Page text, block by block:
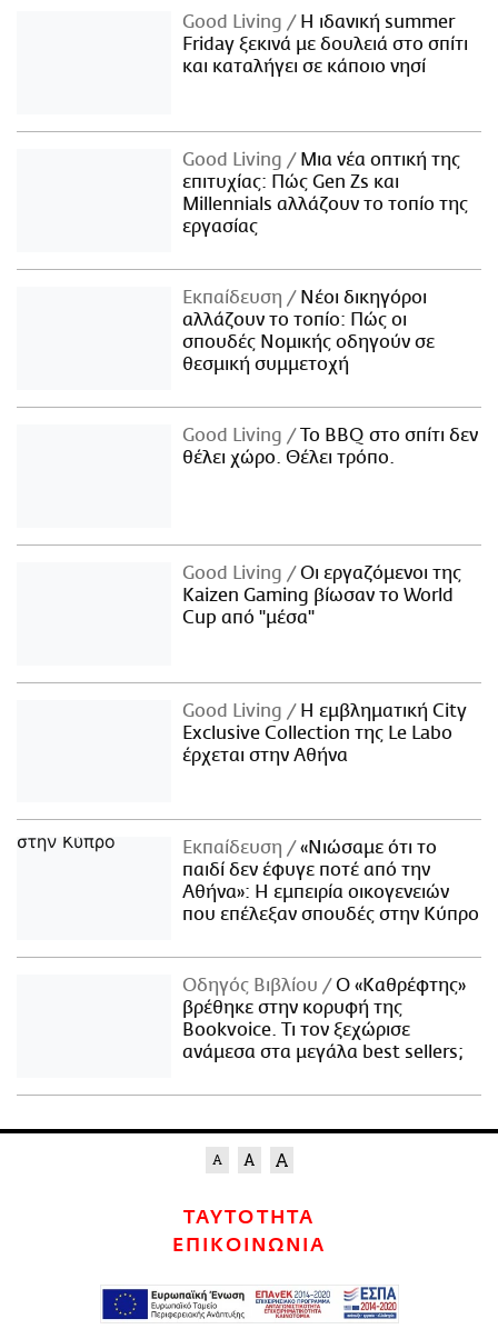
Good Living
Η ιδανική summer
Friday ξεκινά με δουλειά στο σπίτι
και καταλήγει σε κάποιο νησί
Good Living
Μια νέα οπτική της
επιτυχίας: Πώς Gen Zs και
Millennials αλλάζουν το τοπίο της
εργασίας
Εκπαίδευση
Νέοι δικηγόροι
αλλάζουν το τοπίο: Πώς οι
σπουδές Νομικής οδηγούν σε
θεσμική συμμετοχή
Good Living
Το BBQ στο σπίτι δεν
θέλει χώρο. Θέλει τρόπο.
Good Living
Οι εργαζόμενοι της
Kaizen Gaming βίωσαν το World
Cup από "μέσα"
Good Living
Η εμβληματική City
Exclusive Collection της Le Labo
έρχεται στην Αθήνα
Εκπαίδευση
«Νιώσαμε ότι το
παιδί δεν έφυγε ποτέ από την
Αθήνα»: Η εμπειρία οικογενειών
που επέλεξαν σπουδές στην Κύπρο
Οδηγός Βιβλίου
Ο «Καθρέφτης»
βρέθηκε στην κορυφή της
Bookvoice. Τι τον ξεχώρισε
ανάμεσα στα μεγάλα best sellers;
ΤΑΥΤΟΤΗΤΑ
ΕΠΙΚΟΙΝΩΝΙΑ